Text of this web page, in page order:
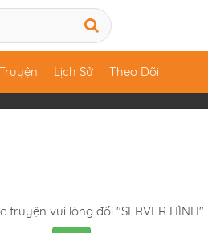
Lịch Sử Theo Dõi
truyện vui lòng đổi "SERVER HÌNH"